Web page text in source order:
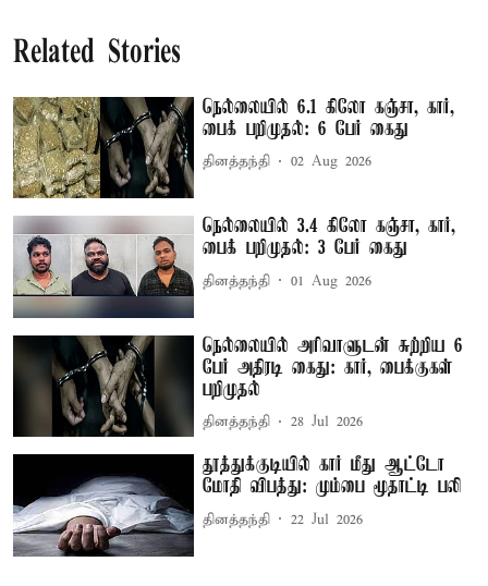
Related Stories
நெல்லையில் 6.1 கிலோ கஞ்சா, கார்,
பைக் பறிமுதல்: 6 பேர் கைது
தினத்தந்தி 02 Aug 2026
நெல்லையில் 3.4 கிலோ கஞ்சா, கார்,
பைக் பறிமுதல்: 3 பேர் கைது
தினத்தந்தி 01 Aug 2026
நெல்லையில் அரிவாளுடன் சுற்றிய 6
பேர் அதிரடி கைது: கார், பைக்குகள்
பறிமுதல்
தினத்தந்தி 28 Jul 2026
தூத்துக்குடியில் கார் மீது ஆட்டோ
மோதி விபத்து: மும்பை மூதாட்டி பலி
தினத்தந்தி 22 Jul 2026